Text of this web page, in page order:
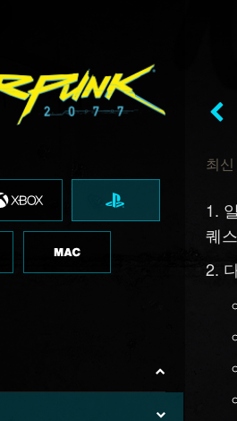
최
퀘